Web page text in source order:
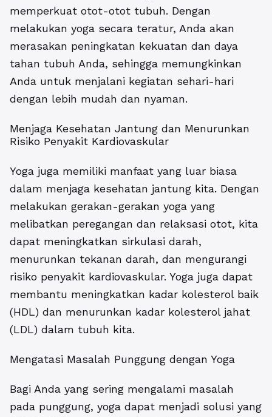
memperkuat otot-otot tubuh. Dengan
melakukan yoga secara teratur, Anda akan
merasakan peningkatan kekuatan dan daya
tahan tubuh Anda, sehingga memungkinkan
Anda untuk menjalani kegiatan sehari-hari
dengan lebih mudah dan nyaman.
Menjaga Kesehatan Jantung dan Menurunkan
Risiko Penyakit Kardiovaskular
Yoga juga memiliki manfaat yang luar biasa
dalam menjaga kesehatan jantung kita. Dengan
melakukan gerakan-gerakan yoga yang
melibatkan peregangan dan relaksasi otot, kita
dapat meningkatkan sirkulasi darah,
menurunkan tekanan darah, dan mengurangi
risiko penyakit kardiovaskular. Yoga juga dapat
membantu meningkatkan kadar kolesterol baik
(HDL) dan menurunkan kadar kolesterol jahat
(LDL) dalam tubuh kita.
Mengatasi Masalah Punggung dengan Yoga
Bagi Anda yang sering mengalami masalah
pada punggung, yoga dapat menjadi solusi yang